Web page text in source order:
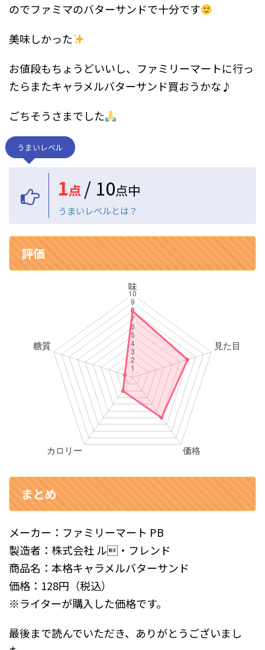
のでファミマのバターサンドで十分です
美味しかった
お値段もちょうどいいし、ファミリーマートに行っ
たらまたキャラメルバターサンド買おうかな♪
ごちそうさまでした
うまいレベル
1点 / 10点中
うまいレベルとは？
評価
まとめ
メーカー：ファミリーマート PB
製造者：株式会社 ル・フレンド
商品名：本格キャラメルバターサンド
価格：128円（税込）
※ライターが購入した価格です。
最後まで読んでいただき、ありがとうございまし